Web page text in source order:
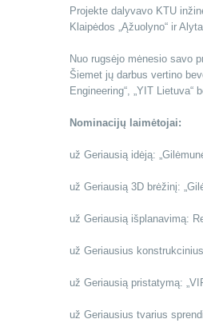
Projekte dalyvavo KTU
Klaipėdos „Ąžuolyno“ ir
Nuo rugsėjo mėnesio savo
Šiemet jų darbus vertino
Engineering“, „YIT Lietuva“
Nominacijų laimėtojai:
už Geriausią idėją:
už Geriausią 3D brėžinį:
už Geriausią išplanavimą:
už Geriausius
už Geriausią pristatymą:
už Geriausius tvarius